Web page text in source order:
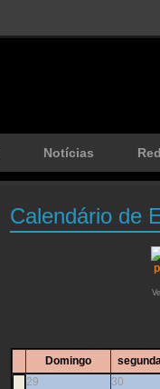
Notícias
Calendário de
Domingo
29 30